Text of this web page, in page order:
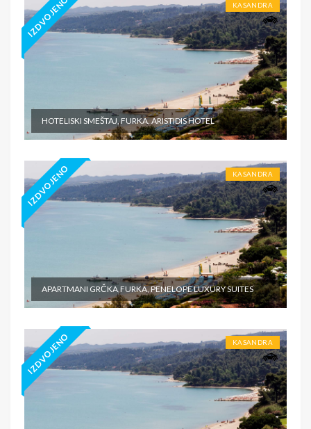
IZDVOJENO KASANDRA
HOTELISKI SMEŠTAJ, FURKA, ARISTIDIS HOTEL
IZDVOJENO KASANDRA
APARTMANI GRČKA,FURKA, PENELOPE LUXURY SUITES
IZDVOJENO KASANDRA